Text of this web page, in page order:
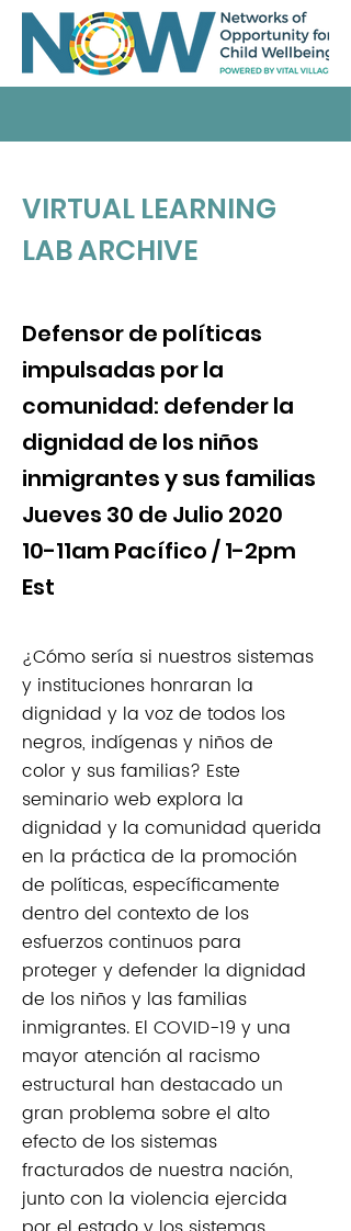
VIRTUAL LEARNING
LAB ARCHIVE
Defensor de políticas
impulsadas por la
comunidad: defender la
dignidad de los niños
inmigrantes y sus familias
Jueves 30 de Julio 2020
10-11am Pacífico / 1-2pm
Est
¿Cómo sería si nuestros sistemas
y instituciones honraran la
dignidad y la voz de todos los
negros, indígenas y niños de
color y sus familias? Este
seminario web explora la
dignidad y la comunidad querida
en la práctica de la promoción
de políticas, específicamente
dentro del contexto de los
esfuerzos continuos para
proteger y defender la dignidad
de los niños y las familias
inmigrantes. El COVID-19 y una
mayor atención al racismo
estructural han destacado un
gran problema sobre el alto
efecto de los sistemas
fracturados de nuestra nación,
junto con la violencia ejercida